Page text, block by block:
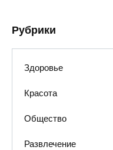
Рубрики
Здоровье
Красота
Общество
Развлечение